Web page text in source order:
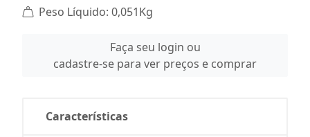
Peso Líquido: 0,051Kg
Faça seu login ou
cadastre-se para ver preços e comprar
Características